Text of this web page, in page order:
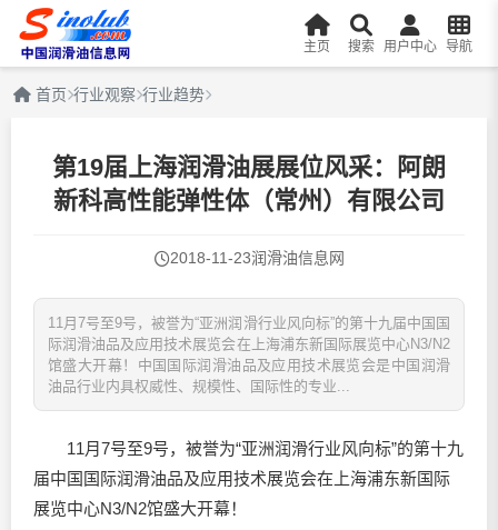
主页 搜索 用户中心 导航
首页 行业观察 行业趋势
第19届上海润滑油展展位风采：阿朗
新科高性能弹性体（常州）有限公司
2018-11-23润滑油信息网
11月7号至9号，被誉为“亚洲润滑行业风向标”的第十九届中国国
际润滑油品及应用技术展览会在上海浦东新国际展览中心N3/N2
馆盛大开幕！中国国际润滑油品及应用技术展览会是中国润滑
油品行业内具权威性、规模性、国际性的专业...
11月7号至9号，被誉为“亚洲润滑行业风向标”的第十九
届中国国际润滑油品及应用技术展览会在上海浦东新国际
展览中心N3/N2馆盛大开幕！